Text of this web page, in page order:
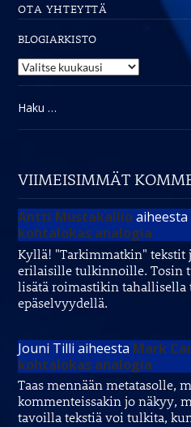
OTA YHTEYTTÄ
BLOGIARKISTO
Blogiarkisto
Haku:
VIIMEISIMMÄT
Antti Mustakallioaiheesta
kohtalokas analogia
Kyllä! "Tarkimmatkin" tekstit
erilaisille tulkinnoille. Tosin
lisätä roimastikin tahallisella
epäselvyydellä.
Jouni Tilli aiheesta Mark
kohtalokas analogia
Taas mennään metatasolle,
kommenteissakin jo näkyy,
tavoilla tekstiä voi tulkita,